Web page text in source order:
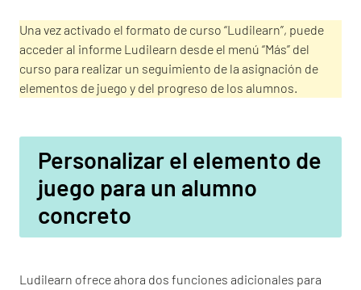
Una vez activado el formato de curso “Ludilearn”, puede
acceder al informe Ludilearn desde el menú “Más” del
curso para realizar un seguimiento de la asignación de
elementos de juego y del progreso de los alumnos.
Personalizar el elemento de
juego para un alumno
concreto
Ludilearn ofrece ahora dos funciones adicionales para